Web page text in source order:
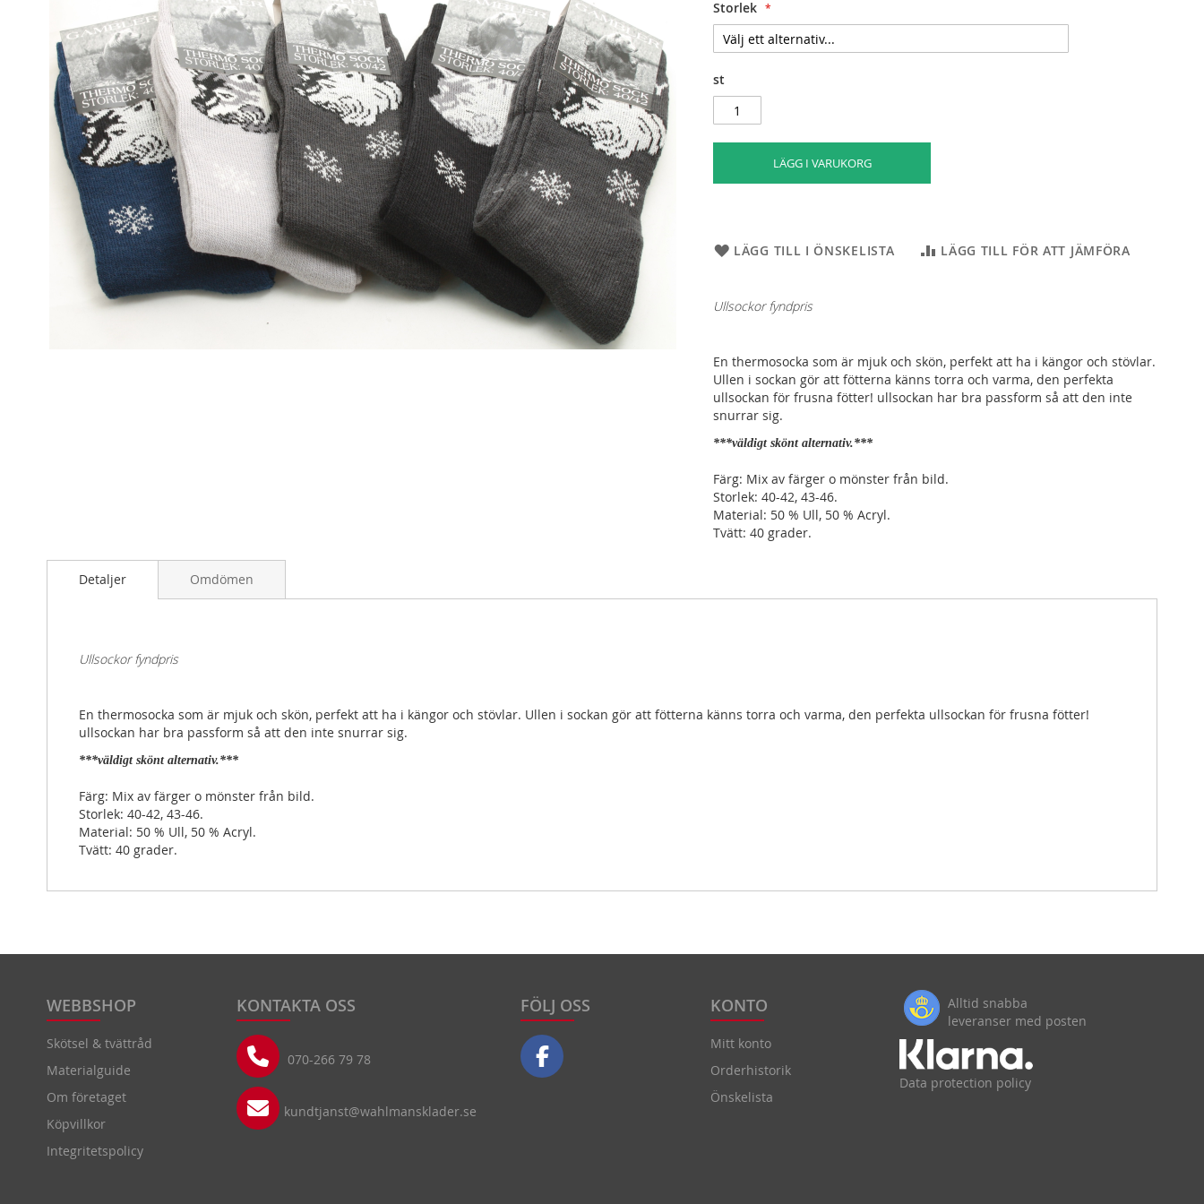
the
images
Storlek
st
LÄGG I VARUKORG
LÄGG TILL I ÖNSKELISTA LÄGG TILL FÖR ATT JÄMFÖRA
Ullsockor fyndpris
En thermosocka som är mjuk och skön, perfekt att ha i kängor och stövlar.
Ullen i sockan gör att fötterna känns torra och varma, den perfekta
ullsockan för frusna fötter! ullsockan har bra passform så att den inte
snurrar sig.
***väldigt skönt alternativ.***
Färg: Mix av färger o mönster från bild.
Storlek: 40-42, 43-46.
Material: 50 % Ull, 50 % Acryl.
Tvätt: 40 grader.
Detaljer
Ullsockor fyndpris
En thermosocka som är mjuk och skön, perfekt att ha i kängor och stövlar. Ullen i sockan gör att fötterna känns torra och varma, den perfekta ullsockan för frusna fötter!
ullsockan har bra passform så att den inte snurrar sig.
***väldigt skönt alternativ.***
Färg: Mix av färger o mönster från bild.
Storlek: 40-42, 43-46.
Material: 50 % Ull, 50 % Acryl.
Tvätt: 40 grader.
Omdömen
WEBBSHOP
Skötsel & tvättråd
Materialguide
Om företaget
Köpvillkor
Integritetspolicy
KONTAKTA OSS
070-266 79 78
kundtjanst@wahlmansklader.se
FÖLJ OSS KONTO
Mitt konto
Orderhistorik
Önskelista
Alltid snabba
leveranser med posten
Data protection policy